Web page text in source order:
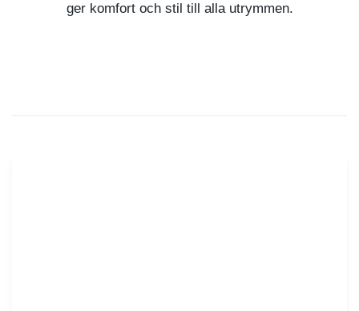
ger komfort och stil till alla utrymmen.